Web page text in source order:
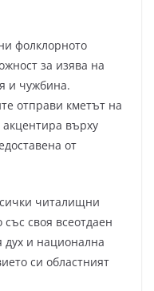
фолклорното
за изява на
и чужбина.
отправи кметът на
върху
от
читалищни
своя всеотдаен
дух и национална
си областният